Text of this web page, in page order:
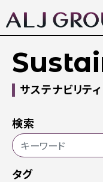
サステナビリティ
検索
タグ